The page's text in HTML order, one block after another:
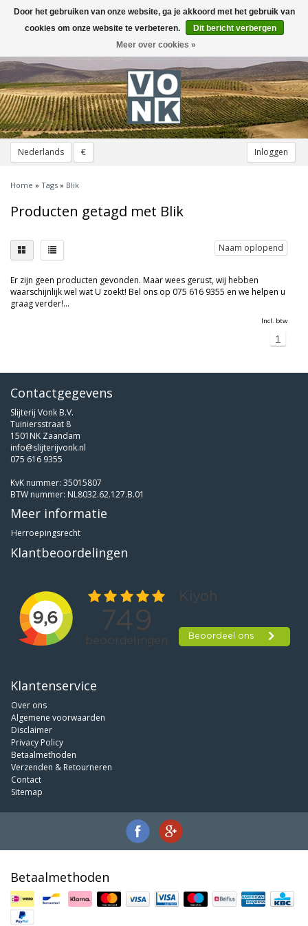
Nederlands € Inloggen
Toggle
navigation
Home » Tags » Blik
Producten getagd met Blik
Naam oplopend
Er zijn geen producten gevonden. Maar wees gerust, wij hebben
waarschijnlijk wel wat U zoekt! Bel ons op 075 616 9355 en we helpen u
graag verder!...
Incl. btw
1
Contactgegevens
Slijterij Vonk B.V.
Tuiniersstraat 8
1501NK Zaandam
info@slijterijvonk.nl
075 616 9355
KvK nummer: 35015807
BTW nummer: NL8032.62.127.B.01
Meer informatie
Herroepingsrecht
Klantbeoordelingen
Klantenservice
Over ons
Algemene voorwaarden
Disclaimer
Privacy Policy
Betaalmethoden
Verzenden & Retourneren
Contact
Sitemap
Betaalmethoden
Door het gebruiken van onze website, ga je akkoord met het gebruik van
cookies om onze website te verbeteren.
Dit bericht verbergen
Meer over cookies »